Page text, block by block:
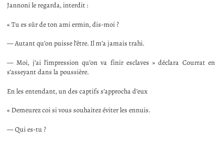
Jannoni le regarda, interdit :
« Tu es sûr de ton ami ermin, dis-moi ?
— Autant qu’on puisse l’être. Il m’a jamais trahi.
— Moi, j’ai l’impression qu’on va finir esclaves » déclara Courrat en
s’asseyant dans la poussière.
En les entendant, un des captifs s’approcha d’eux
« Demeurez coi si vous souhaitez éviter les ennuis.
— Qui es-tu ?